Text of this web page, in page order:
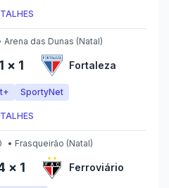
Arena das Dunas (Natal)
1 × 1 Fortaleza
SportyNet
• Frasqueirão (Natal)
× 1 Ferroviário